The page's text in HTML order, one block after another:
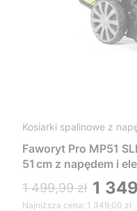
Kosiarki spalinowe z
Faworyt Pro MP51
51 cm z napędem i
wygodna i łatwa w
dużych trawników
1 499,99 zł 1
Najniższa cena: 1 349,00 zł